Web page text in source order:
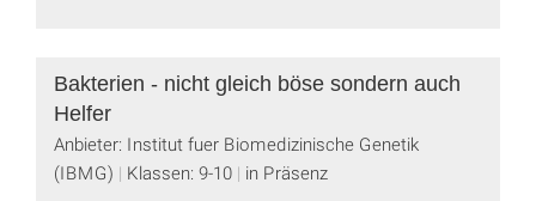
Bakterien - nicht gleich böse sondern auch
Helfer
Anbieter: Institut fuer Biomedizinische Genetik
(IBMG)
Klassen: 9-10 in Präsenz